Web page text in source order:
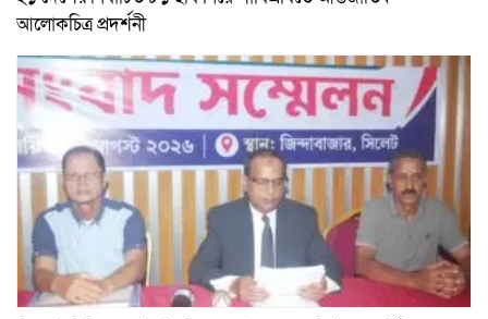
আলোকচিত্র প্রদর্শনী